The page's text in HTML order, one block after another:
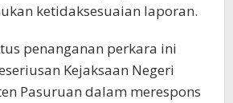
ketidaksesuaian laporan.
penanganan perkara ini
Kejaksaan Negeri
Pasuruan dalam merespons